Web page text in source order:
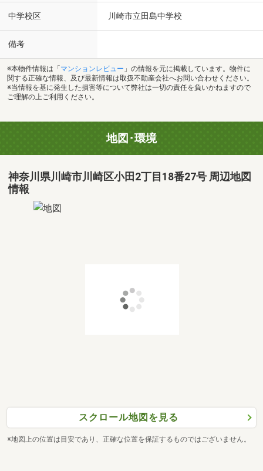
中学校区 川崎市立田島中学校
備考
※本物件情報は「 マンションレビュー 」の情報を元に掲載しています。物件に
関する正確な情報、及び最新情報は取扱不動産会社へお問い合わせください。
※当情報を基に発生した損害等について弊社は一切の責任を負いかねますので
ご理解の上ご利用ください。
地図･環境
神奈川県川崎市川崎区小田2丁目18番27号 周辺地図
情報
スクロール地図を見る
※地図上の位置は目安であり、正確な位置を保証するものではございません。